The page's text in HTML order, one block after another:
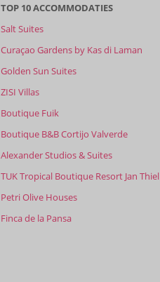
TOP 10 ACCOMMODATIES
Salt Suites
Curaçao Gardens by Kas di Laman
Golden Sun Suites
ZISI Villas
Boutique Fuik
Boutique B&B Cortijo Valverde
Alexander Studios & Suites
TUK Tropical Boutique Resort Jan Thiel
Petri Olive Houses
Finca de la Pansa